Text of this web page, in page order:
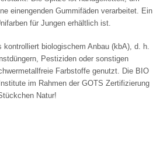
einengenden Gummifäden verarbeitet. Ein
für Jungen erhältlich ist.
biologischem Anbau (kbA), d. h.
Pestiziden oder sonstigen
Farbstoffe genutzt. Die BIO
im Rahmen der GOTS Zertifizierung
Natur!